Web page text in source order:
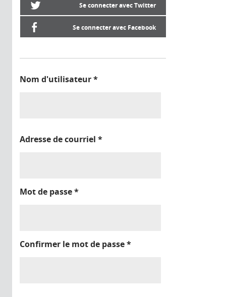
Se connecter avec Twitter
Se connecter avec Facebook
Nom d'utilisateur*
Adresse de courriel *
Mot de passe*
Confirmer le mot de passe*